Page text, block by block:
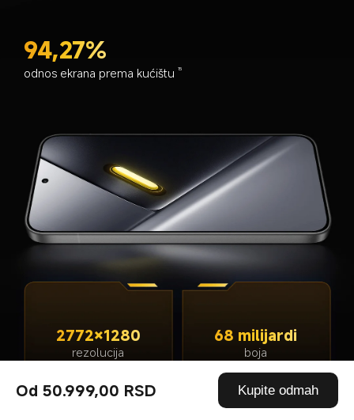
Od 50.999,00 RSD Kupite odmah
94,27%
odnos ekrana prema kućištu 15
2772×1280
rezolucija
68 milijardi
boja